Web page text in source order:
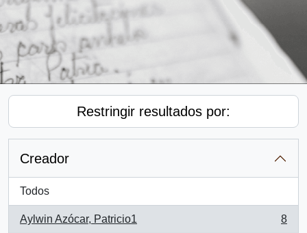
Restringir resultados por:
Creador
Todos
Aylwin Azócar, Patricio1
, 8 resultados
8